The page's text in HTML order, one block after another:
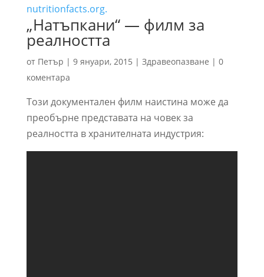
nutritionfacts.org.
„Натъпкани“ — филм за
реалността
от Петър | 9 януари, 2015 | Здравеопазване | 0
коментара
Този документален филм наистина може да
преобърне представата на човек за
реалността в хранителната индустрия: